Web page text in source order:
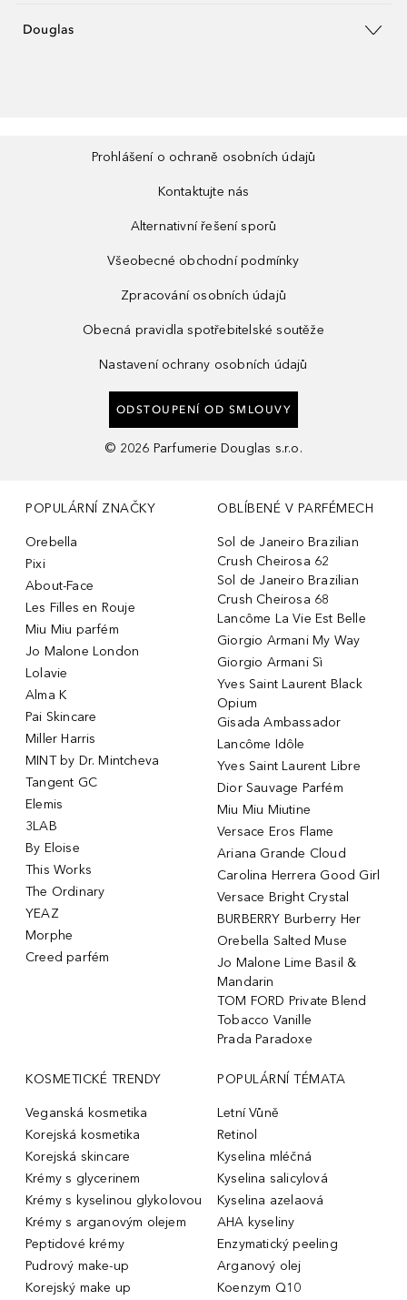
Douglas
Prohlášení o ochraně osobních údajů
Kontaktujte nás
Alternativní řešení sporů
Všeobecné obchodní podmínky
Zpracování osobních údajů
Obecná pravidla spotřebitelské soutěže
Nastavení ochrany osobních údajů
ODSTOUPENÍ OD SMLOUVY
© 2026 Parfumerie Douglas s.r.o.
POPULÁRNÍ ZNAČKY
Orebella
Pixi
About-Face
Les Filles en Rouje
Miu Miu parfém
Jo Malone London
Lolavie
Alma K
Pai Skincare
Miller Harris
MINT by Dr. Mintcheva
Tangent GC
Elemis
3LAB
By Eloise
This Works
The Ordinary
YEAZ
Morphe
Creed parfém
OBLÍBENÉ V PARFÉMECH
Sol de Janeiro Brazilian
Crush Cheirosa 62
Sol de Janeiro Brazilian
Crush Cheirosa 68
Lancôme La Vie Est Belle
Giorgio Armani My Way
Giorgio Armani Sì
Yves Saint Laurent Black
Opium
Gisada Ambassador
Lancôme Idôle
Yves Saint Laurent Libre
Dior Sauvage Parfém
Miu Miu Miutine
Versace Eros Flame
Ariana Grande Cloud
Carolina Herrera Good Girl
Versace Bright Crystal
BURBERRY Burberry Her
Orebella Salted Muse
Jo Malone Lime Basil &
Mandarin
TOM FORD Private Blend
Tobacco Vanille
Prada Paradoxe
KOSMETICKÉ TRENDY
Veganská kosmetika
Korejská kosmetika
Korejská skincare
Krémy s glycerinem
Krémy s kyselinou glykolovou
Krémy s arganovým olejem
Peptidové krémy
Pudrový make-up
Korejský make up
POPULÁRNÍ TÉMATA
Letní Vůně
Retinol
Kyselina mléčná
Kyselina salicylová
Kyselina azelaová
AHA kyseliny
Enzymatický peeling
Arganový olej
Koenzym Q10